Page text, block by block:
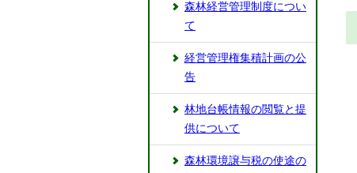
森林経営管理制度につい
て
経営管理権集積計画の公
告
林地台帳情報の閲覧と提
供について
森林環境譲与税の使途の